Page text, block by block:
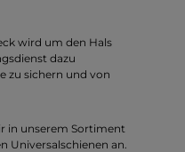
wird um den Hals
dazu
zu sichern und von
in unserem Sortiment
Universalschienen an.